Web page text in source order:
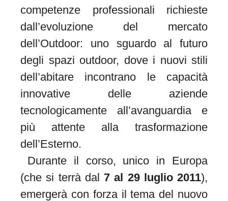
competenze professionali richieste
dall’evoluzione del mercato
dell’Outdoor: uno sguardo al futuro
degli spazi outdoor, dove i nuovi stili
dell’abitare incontrano le capacità
innovative delle aziende
tecnologicamente all’avanguardia e
più attente alla trasformazione
dell’Esterno.
Durante il corso, unico in Europa
(che si terrà dal 7 al 29 luglio 2011),
emergerà con forza il tema del nuovo